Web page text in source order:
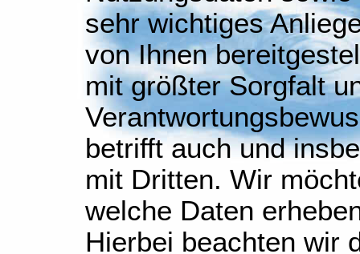
sehr wichtiges
von Ihnen
mit größter Sorgfalt
betrifft auch und
mit Dritten. Wir
welche Daten
Hierbei beachten wir